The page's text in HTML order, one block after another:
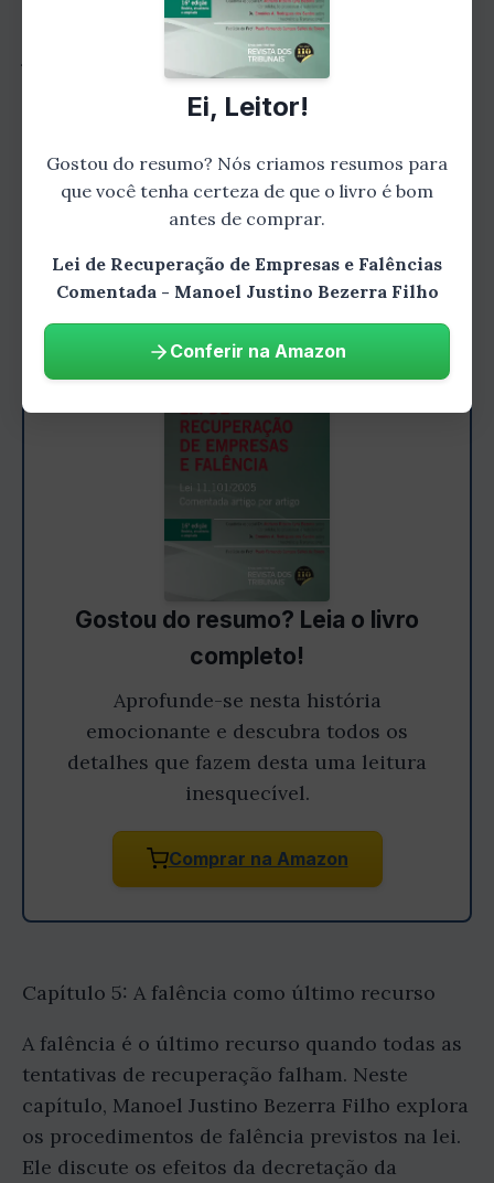
fundamental no processo de recuperação
judicial, e este capítulo é dedicado a explorar
essa questão. O autor discute os direitos e
deveres dos credores, bem como a forma como
recuperação. Além disso, são apresentadas
estratégias para lidar com situações em que
Gostou do resumo? Leia o livro
completo!
Aprofunde-se nesta história
emocionante e descubra todos os
detalhes que fazem desta uma leitura
inesquecível.
Comprar na Amazon
Capítulo 5: A falência como último recurso
A falência é o último recurso quando todas as
tentativas de recuperação falham. Neste
capítulo, Manoel Justino Bezerra Filho explora
os procedimentos de falência previstos na lei.
Ele discute os efeitos da decretação da
Ei, Leitor!
Gostou do resumo? Nós criamos resumos para
que você tenha certeza de que o livro é bom
antes de comprar.
Lei de Recuperação de Empresas e Falências
Comentada - Manoel Justino Bezerra Filho
Conferir na Amazon